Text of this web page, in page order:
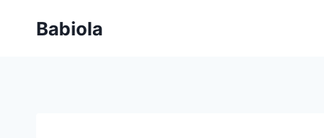
Babiola